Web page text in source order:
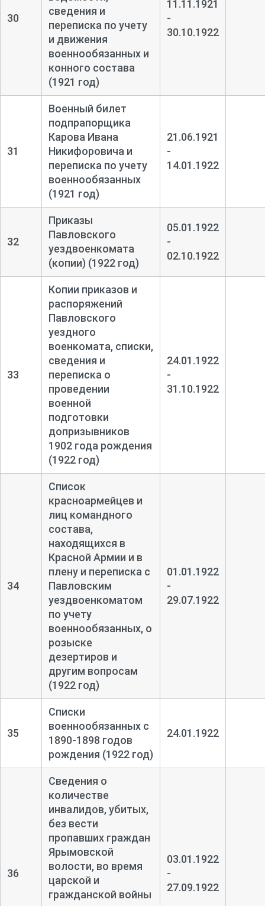
30
сведения и
переписка по учету
и движения
военнообязанных и
конного состава
(1921 год)
11.11.1921
-
30.10.1922
31
Военный билет
подпрапорщика
Карова Ивана
Никифоровича и
переписка по учету
военнообязанных
(1921 год)
21.06.1921
-
14.01.1922
32
Приказы
Павловского
уездвоенкомата
(копии) (1922 год)
05.01.1922
-
02.10.1922
33
Копии приказов и
распоряжений
Павловского
уездного
военкомата, списки,
сведения и
переписка о
проведении
военной
подготовки
допризывников
1902 года рождения
(1922 год)
24.01.1922
-
31.10.1922
34
Список
красноармейцев и
лиц командного
состава,
находящихся в
Красной Армии и в
плену и переписка с
Павловским
уездвоенкоматом
по учету
военнообязанных, о
розыске
дезертиров и
другим вопросам
(1922 год)
01.01.1922
-
29.07.1922
35
Списки
военнообязанных с
1890-1898 годов
рождения (1922 год)
24.01.1922
36
Сведения о
количестве
инвалидов, убитых,
без вести
пропавших граждан
Ярымовской
волости, во время
царской и
гражданской войны
03.01.1922
-
27.09.1922